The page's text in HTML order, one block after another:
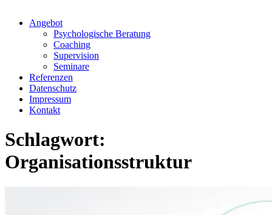
Angebot
Psychologische Beratung
Coaching
Supervision
Seminare
Referenzen
Datenschutz
Impressum
Kontakt
Schlagwort:
Organisationsstruktur